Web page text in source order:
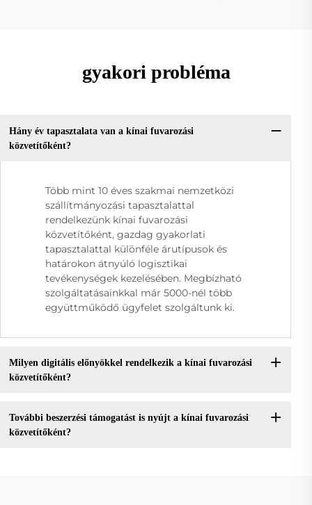
gyakori probléma
Hány év tapasztalata van a kínai fuvarozási
közvetítőként?
Több mint 10 éves szakmai nemzetközi
szállítmányozási tapasztalattal
rendelkezünk kínai fuvarozási
közvetítőként, gazdag gyakorlati
tapasztalattal különféle árutípusok és
határokon átnyúló logisztikai
tevékenységek kezelésében. Megbízható
szolgáltatásainkkal már 5000-nél több
együttműködő ügyfelet szolgáltunk ki.
Milyen digitális előnyökkel rendelkezik a kínai fuvarozási
közvetítőként?
További beszerzési támogatást is nyújt a kínai fuvarozási
közvetítőként?